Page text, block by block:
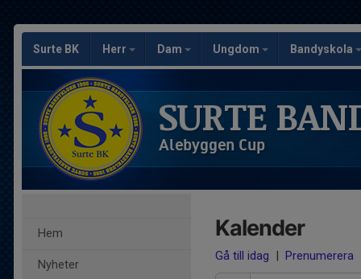
Surte BK Herr Dam Ungdom Bandyskola
SURTE
Alebyggen Cup
Hem
Nyheter
Kalender
Gå till idag | Prenumerera